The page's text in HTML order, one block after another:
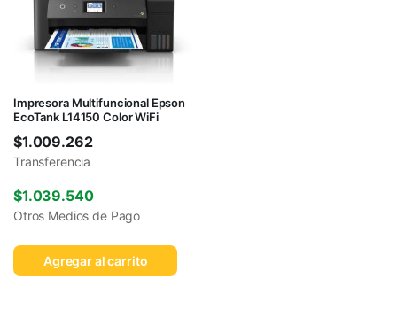
Impresora Multifuncional Epson
EcoTank L14150 Color WiFi
$1.009.262
Transferencia
$1.039.540
Otros Medios de Pago
Agregar al carrito